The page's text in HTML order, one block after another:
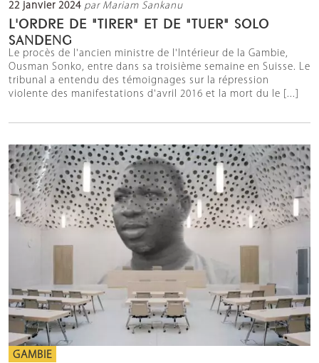
22 janvier 2024 par Mariam Sankanu
L'ORDRE DE "TIRER" ET DE "TUER" SOLO
SANDENG
Le procès de l'ancien ministre de l'Intérieur de la Gambie,
Ousman Sonko, entre dans sa troisième semaine en Suisse. Le
tribunal a entendu des témoignages sur la répression
violente des manifestations d'avril 2016 et la mort du le [...]
GAMBIE